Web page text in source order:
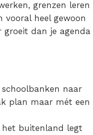
grenzen leren
heel gewoon
dan je agenda
naar
plan maar mét een
het buitenland legt